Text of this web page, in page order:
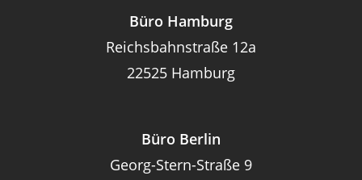
Büro Hamburg
Reichsbahnstraße 12a
22525 Hamburg
Büro Berlin
Georg-Stern-Straße 9